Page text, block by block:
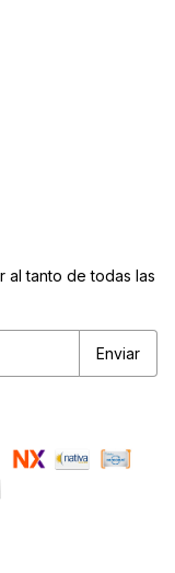
al tanto de todas las